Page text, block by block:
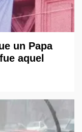
un Papa
aquel